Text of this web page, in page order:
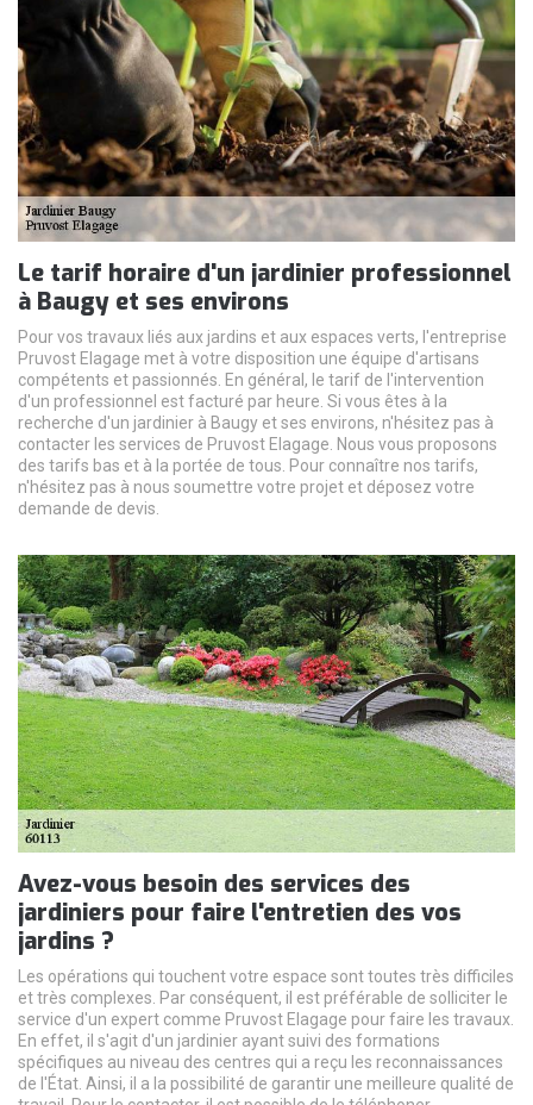
Le tarif horaire d'un jardinier professionnel
à Baugy et ses environs
Pour vos travaux liés aux jardins et aux espaces verts, l'entreprise
Pruvost Elagage met à votre disposition une équipe d'artisans
compétents et passionnés. En général, le tarif de l'intervention
d'un professionnel est facturé par heure. Si vous êtes à la
recherche d'un jardinier à Baugy et ses environs, n'hésitez pas à
contacter les services de Pruvost Elagage. Nous vous proposons
des tarifs bas et à la portée de tous. Pour connaître nos tarifs,
n'hésitez pas à nous soumettre votre projet et déposez votre
demande de devis.
Avez-vous besoin des services des
jardiniers pour faire l'entretien des vos
jardins ?
Les opérations qui touchent votre espace sont toutes très difficiles
et très complexes. Par conséquent, il est préférable de solliciter le
service d'un expert comme Pruvost Elagage pour faire les travaux.
En effet, il s'agit d'un jardinier ayant suivi des formations
spécifiques au niveau des centres qui a reçu les reconnaissances
de l'État. Ainsi, il a la possibilité de garantir une meilleure qualité de